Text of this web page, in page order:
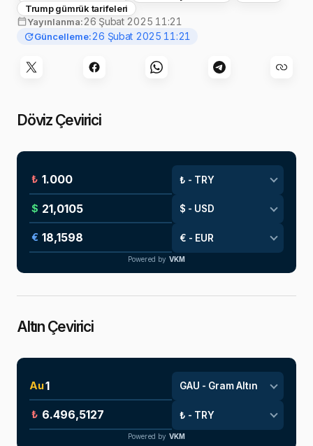
Trump gümrük tarifeleri
Yayınlanma:26 Şubat 2025 11:21
Güncelleme:26 Şubat 2025 11:21
Döviz Çevirici
₺
$
€
Powered by VKM
Altın Çevirici
Au
₺
Powered by VKM